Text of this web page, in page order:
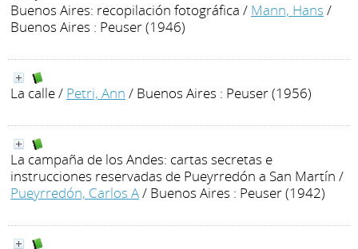
Buenos Aires: recopilación fotográfica / Mann, Hans /
Buenos Aires : Peuser (1946)
La calle/ Petri, Ann / Buenos Aires : Peuser (1956)
La campaña de los Andes: cartas secretas e
instrucciones reservadas de Pueyrredón a San Martín /
Pueyrredón, Carlos A/ Buenos Aires : Peuser (1942)